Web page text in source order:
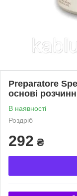
Preparatore
основі
В наявності
Роздріб
292 ₴